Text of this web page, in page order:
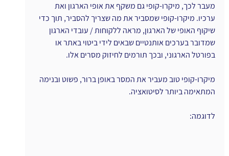
מעבר לכך, מיקרו-קופי גם משקף את אופי הארגון ואת
ערכיו. מיקרו-קופי שמסביר את מה שצריך להסביר, תוך כדי
שיקוף האופי של הארגון, מראה ללקוחות / עובדי הארגון
שמדובר בערכים אותנטיים שבאים לידי ביטוי באתר או
בפורטל הארגוני, ובכך תורמים לחיזוק מסרים אלו.
מיקרו-קופי טוב מעביר את המסר באופן ברור, פשוט ובנימה
המתאימה ביותר לסיטואציה.
לדוגמה: